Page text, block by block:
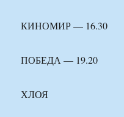
КИНОМИР — 16.30
ПОБЕДА — 19.20
ХЛОЯ